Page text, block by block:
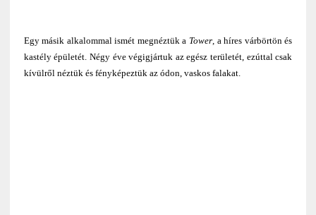
Egy másik alkalommal ismét megnéztük a Tower , a híres várbörtön és
kastély épületét. Négy éve végigjártuk az egész területét, ezúttal csak
kívülről néztük és fényképeztük az ódon, vaskos falakat.